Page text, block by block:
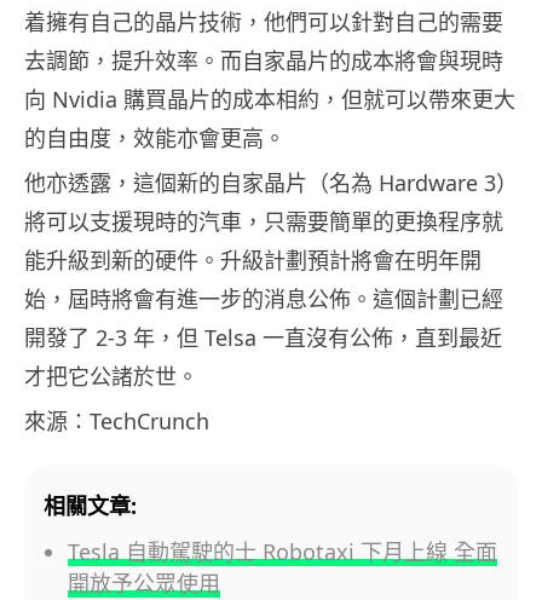
着擁有自己的晶片技術，他們可以針對自己的需要
去調節，提升效率。而自家晶片的成本將會與現時
向 Nvidia 購買晶片的成本相約，但就可以帶來更大
的自由度，效能亦會更高。
他亦透露，這個新的自家晶片（名為 Hardware 3）
將可以支援現時的汽車，只需要簡單的更換程序就
能升級到新的硬件。升級計劃預計將會在明年開
始，屆時將會有進一步的消息公佈。這個計劃已經
開發了 2-3 年，但 Telsa 一直沒有公佈，直到最近
才把它公諸於世。
來源：TechCrunch
相關文章:
Tesla 自動駕駛的士 Robotaxi 下月上線 全面
開放予公眾使用